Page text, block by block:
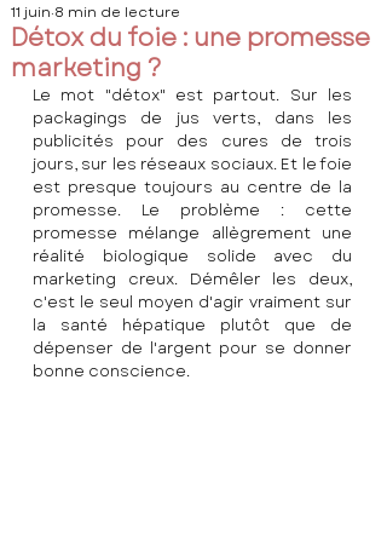
Détox du foie : une promesse
marketing ?
11 juin 8 min de lecture
Le mot "détox" est partout. Sur les
packagings de jus verts, dans les
publicités pour des cures de trois
jours, sur les réseaux sociaux. Et le foie
est presque toujours au centre de la
promesse. Le problème : cette
promesse mélange allègrement une
réalité biologique solide avec du
marketing creux. Démêler les deux,
c'est le seul moyen d'agir vraiment sur
la santé hépatique plutôt que de
dépenser de l'argent pour se donner
bonne conscience.